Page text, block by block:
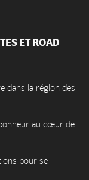
ET ROAD
dans la région des
au cœur de
pour se